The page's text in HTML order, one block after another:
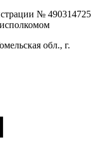
№ 490314725
обл., г.